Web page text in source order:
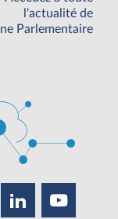
l'actualité de
Parlementaire